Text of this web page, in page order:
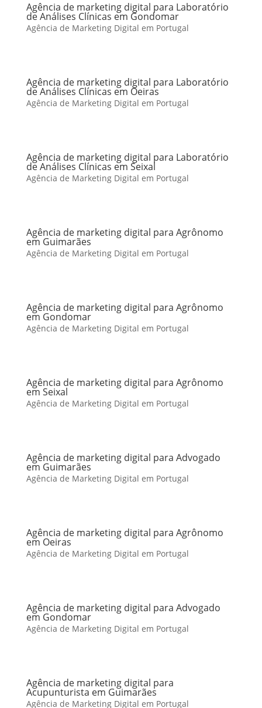
Agência de marketing digital para Laboratório
de Análises Clínicas em Gondomar
Agência de Marketing Digital em Portugal
Agência de marketing digital para Laboratório
de Análises Clínicas em Oeiras
Agência de Marketing Digital em Portugal
Agência de marketing digital para Laboratório
de Análises Clínicas em Seixal
Agência de Marketing Digital em Portugal
Agência de marketing digital para Agrônomo
em Guimarães
Agência de Marketing Digital em Portugal
Agência de marketing digital para Agrônomo
em Gondomar
Agência de Marketing Digital em Portugal
Agência de marketing digital para Agrônomo
em Seixal
Agência de Marketing Digital em Portugal
Agência de marketing digital para Advogado
em Guimarães
Agência de Marketing Digital em Portugal
Agência de marketing digital para Agrônomo
em Oeiras
Agência de Marketing Digital em Portugal
Agência de marketing digital para Advogado
em Gondomar
Agência de Marketing Digital em Portugal
Agência de marketing digital para
Acupunturista em Guimarães
Agência de Marketing Digital em Portugal